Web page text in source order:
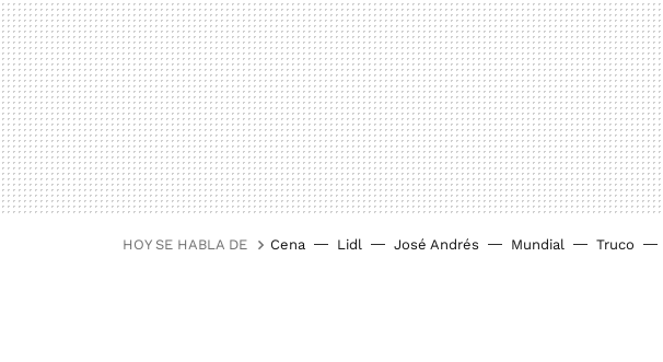
HOY SE HABLA DE Cena Lidl José Andrés Mundial Truco